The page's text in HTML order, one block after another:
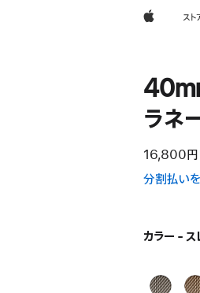
Appleスト
ラネ
16,800円
分割払い
カラー - ス
ナ
ゴ